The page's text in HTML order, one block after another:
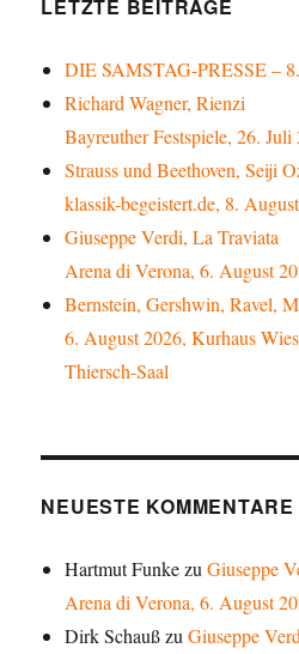
LETZTE BEITRÄGE
DIE SAMSTAG-PRESSE –
Richard Wagner, Rienzi
Bayreuther Festspiele, 26. Juli
Strauss und Beethoven, Seiji
klassik-begeistert.de, 8.
Giuseppe Verdi, La Traviata
Arena di Verona, 6. August
Bernstein, Gershwin, Ravel,
6. August 2026, Kurhaus
Thiersch-Saal
NEUESTE KOMMENTARE
Hartmut FunkezuGiuseppe
Arena di Verona, 6. August
Dirk SchaußzuGiuseppe